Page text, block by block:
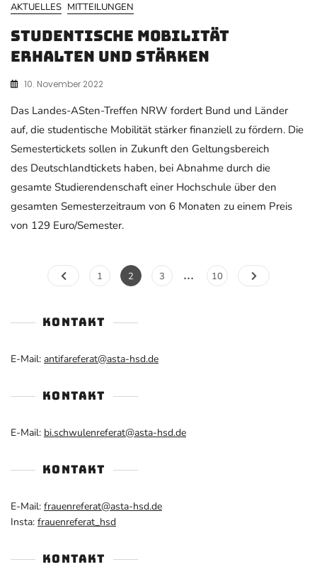
AKTUELLES MITTEILUNGEN
Studentische Mobilität
erhalten und stärken
10. November 2022
Das Landes-ASten-Treffen NRW fordert Bund und Länder
auf, die studentische Mobilität stärker finanziell zu fördern. Die
Semestertickets sollen in Zukunft den Geltungsbereich
des Deutschlandtickets haben, bei Abnahme durch die
gesamte Studierendenschaft einer Hochschule über den
gesamten Semesterzeitraum von 6 Monaten zu einem Preis
von 129 Euro/Semester.
Seite
1 Seite
2 Seite
3 … Seite
10
KONTAKT
E-Mail: antifareferat@asta-hsd.de
KONTAKT
E-Mail: bi.schwulenreferat@asta-hsd.de
KONTAKT
E-Mail: frauenreferat@asta-hsd.de
Insta: frauenreferat_hsd
KONTAKT